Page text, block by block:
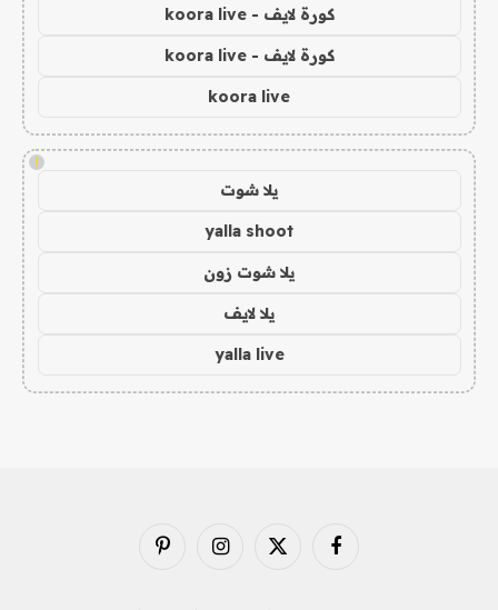
كورة لايف - koora live
كورة لايف - koora live
koora live
!
يلا شوت
yalla shoot
يلا شوت زون
يلا لايف
yalla live
فيسبوك X
الانستغرامبينتيريست